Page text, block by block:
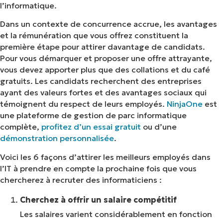
l’informatique.
Dans un contexte de concurrence accrue, les avantages
et la rémunération que vous offrez constituent la
première étape pour attirer davantage de candidats.
Pour vous démarquer et proposer une offre attrayante,
vous devez apporter plus que des collations et du café
gratuits. Les candidats recherchent des entreprises
ayant des valeurs fortes et des avantages sociaux qui
témoignent du respect de leurs employés. NinjaOne est
une plateforme de gestion de parc informatique
complète, profitez d’un essai gratuit ou d’une
démonstration personnalisée.
Voici les 6 façons d’attirer les meilleurs employés dans
l’IT à prendre en compte la prochaine fois que vous
chercherez à recruter des informaticiens :
Cherchez à offrir un salaire compétitif
Les salaires varient considérablement en fonction